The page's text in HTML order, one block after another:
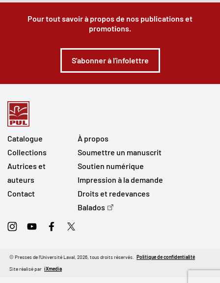
Pour tout savoir à propos de nos publications et
promotions.
S'abonner à l'infolettre
Catalogue
Collections
Autrices et
auteurs
Contact
À propos
Soumettre un manuscrit
Soutien numérique
Impression à la demande
Droits et redevances
Balados
InstagramYoutubeFacebookTwitter
Site réalisé par iXmedia
© Presses de l'Université Laval, 2026, tous droits réservés. Politique de confidentialité